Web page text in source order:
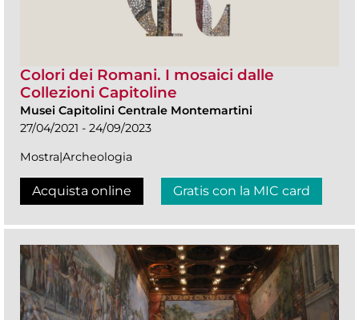
Colori dei Romani. I mosaici dalle
Collezioni Capitoline
Musei Capitolini Centrale Montemartini
27/04/2021 - 24/09/2023
Mostra|Archeologia
Acquista online Gratis con la MIC card